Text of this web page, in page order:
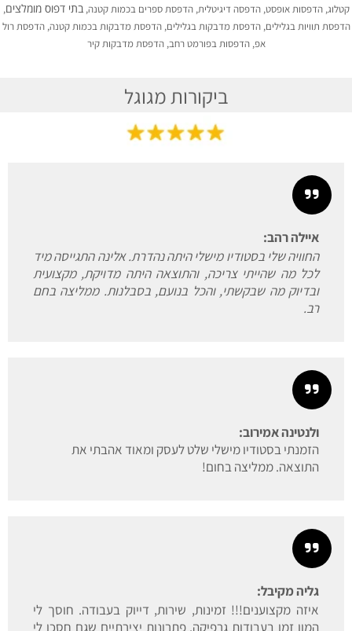
קטלוג, הדפסות אופסט, הדפסה דיגיטלית, הדפסת ספרים בכמות קטנה, בתי דפוס מומלצים,
תוויות בגלילים, הדפסת מדבקות בגלילים, הדפסת מדבקות בכמות קטנה, הדפסת רול
אפ, הדפסות בפורמט רחב, הדפסת מדבקות קיר
ביקורות מגוגל
איילה רהב:
החוויה שלי בסטודיו מישלי היתה נהדרת. אלינה התגייסה מיד
לכל מה שהייתי צריכה, והתוצאה היתה מדויקת, מקצועית
ובדיוק מה שבקשתי, והכל בנועם, בסבלנות. ממליצה בחם
רב.
ולנטינה אמירוב:
הזמנתי בסטודיו מישלי שלט לעסק ומאוד אהבתי את
התוצאה. ממליצה בחום!
גליה מקיבל:
איזה מקצוענים!!! זמינות, שירות, דייוק בעבודה. חוסך לי
המון זמן בעבודות גרפיקה. פתרונות יצירתיים שגם חסכו לי